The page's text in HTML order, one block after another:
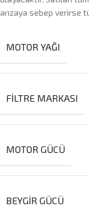
arızaya sebep verirse
MOTOR YAĞI
FILTRE MARKASI
MOTOR GÜCÜ
BEYGIR GÜCÜ